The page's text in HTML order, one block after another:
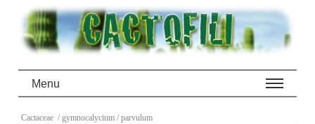
Menu
Cactaceae / gymnocalycium / parvulum